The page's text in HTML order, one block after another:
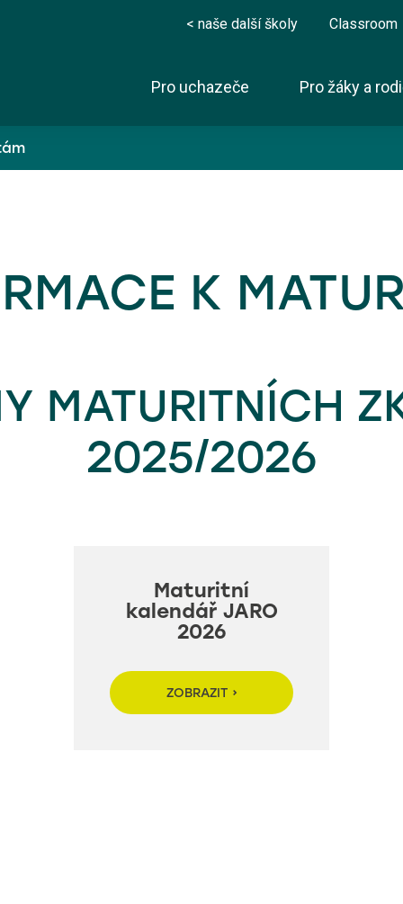
Pro uchazeče
obor Trenérská akademie
Pro žáky a
< naše další školy Classroom
K
MATURITNÍCH
2025/2026
Maturitní
kalendář JARO
2026
ZOBRAZIT